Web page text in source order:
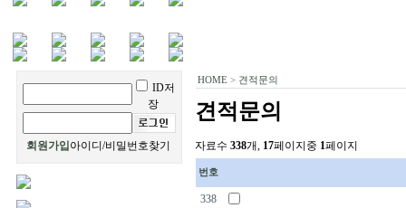
ID저
장
회원가입 아이디/비밀번호찾기
HOME > 견적문의
견적문의
자료수338개, 17페이지중 1페이지
번호
338